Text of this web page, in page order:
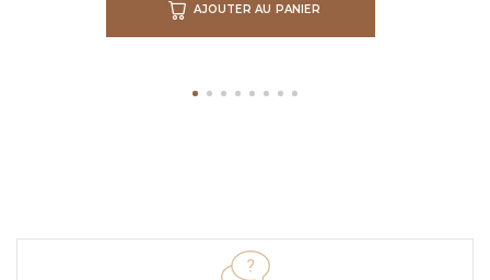
AJOUTER AU PANIER